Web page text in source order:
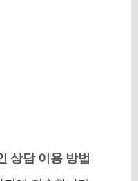
상담 이용 방법